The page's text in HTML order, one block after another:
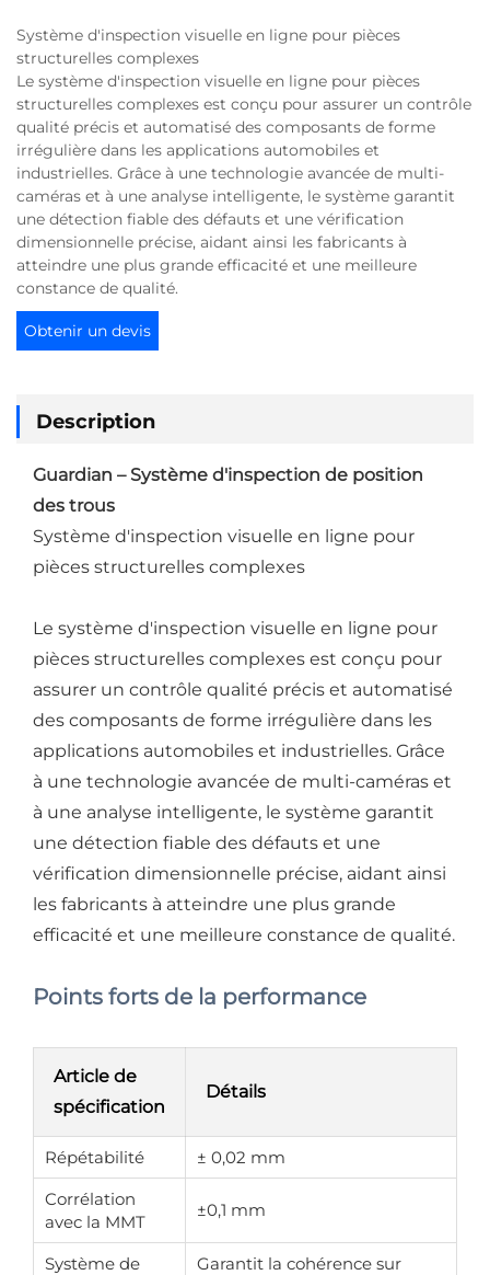
Système d'inspection visuelle en ligne pour pièces
structurelles complexes
Le système d'inspection visuelle en ligne pour pièces
structurelles complexes est conçu pour assurer un contrôle
qualité précis et automatisé des composants de forme
irrégulière dans les applications automobiles et
industrielles. Grâce à une technologie avancée de multi-
caméras et à une analyse intelligente, le système garantit
une détection fiable des défauts et une vérification
dimensionnelle précise, aidant ainsi les fabricants à
atteindre une plus grande efficacité et une meilleure
constance de qualité.
Obtenir un devis
Description
Guardian – Système d'inspection de position
des trous
Système d'inspection visuelle en ligne pour
pièces structurelles complexes
Le système d'inspection visuelle en ligne pour
pièces structurelles complexes est conçu pour
assurer un contrôle qualité précis et automatisé
des composants de forme irrégulière dans les
applications automobiles et industrielles. Grâce
à une technologie avancée de multi-caméras et
à une analyse intelligente, le système garantit
une détection fiable des défauts et une
vérification dimensionnelle précise, aidant ainsi
les fabricants à atteindre une plus grande
efficacité et une meilleure constance de qualité.
Points forts de la performance
Article de
spécification
Détails
Répétabilité
± 0,02 mm
Corrélation
avec la MMT
±0,1 mm
Système de
Garantit la cohérence sur